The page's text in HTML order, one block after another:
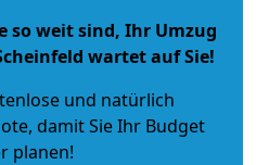
so weit sind, Ihr Umzug
wartet auf Sie!
und natürlich
, damit Sie Ihr Budget
planen!